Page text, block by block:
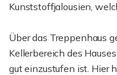
Kunststoffjalousien,
Über das Treppenhaus
Kellerbereich des
gut einzustufen ist. Hier